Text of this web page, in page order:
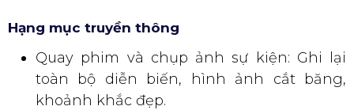
Hạng mục truyền thông
Quay phim và chụp ảnh sự kiện: Ghi lại
toàn bộ diễn biến, hình ảnh cắt băng,
khoảnh khắc đẹp.